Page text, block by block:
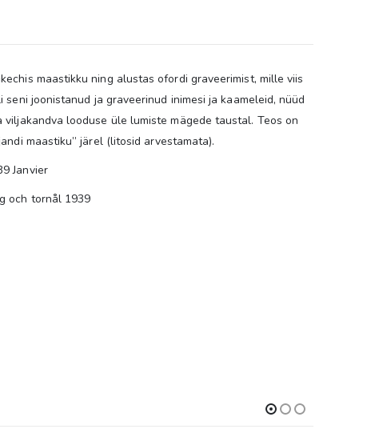
maastikku ning alustas ofordi graveerimist, mille viis
joonistanud ja graveerinud inimesi ja kaameleid, nüüd
looduse üle lumiste mägede taustal. Teos on
maastiku” järel (litosid arvestamata).
Janvier
och tornål 1939